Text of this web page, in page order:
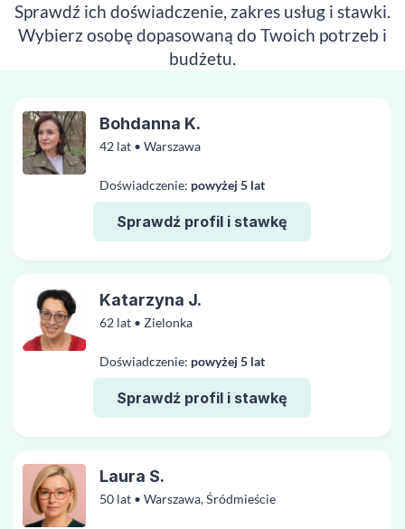
Sprawdź ich doświadczenie, zakres usług i stawki.
Wybierz osobę dopasowaną do Twoich potrzeb i
budżetu.
42 lat • Warszawa
Doświadczenie: powyżej 5 lat
Sprawdź profil i stawkę
Bohdanna K.
62 lat • Zielonka
Doświadczenie: powyżej 5 lat
Sprawdź profil i stawkę
Katarzyna J.
50 lat • Warszawa, Śródmieście
Laura S.